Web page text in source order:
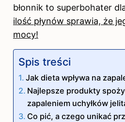
błonnik to superbohater
ilość płynów sprawia, że
mocy!
Spis treści
Jak dieta wpływa na
Najlepsze produkty
zapaleniem uchyłków
Co pić, a czego unikać